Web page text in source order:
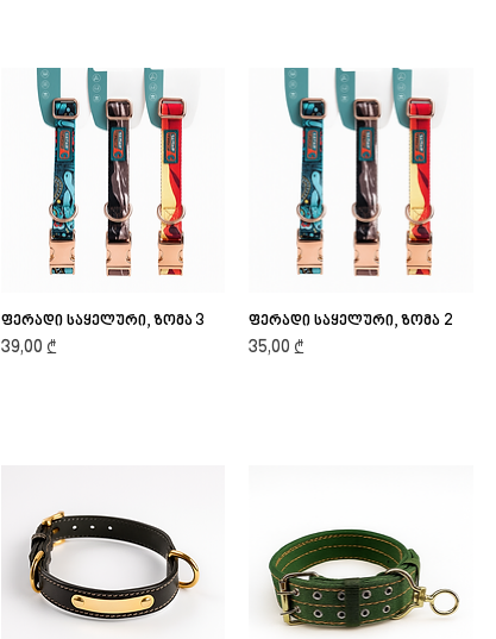
Quick View
ფერადი საყელური, ზომა 3
Price
39,00 ₾
Quick View
ფერადი საყელური, ზომა 2
Price
35,00 ₾